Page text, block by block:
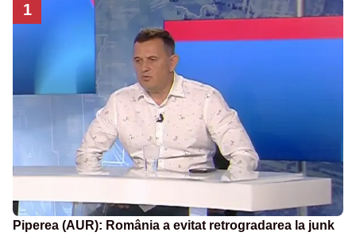
1
Piperea (AUR): România a evitat retrogradarea la junk